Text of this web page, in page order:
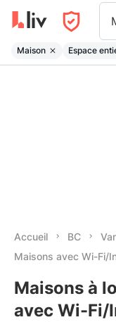
Maison Espace
Accueil BC
Maisons avec Wi-Fi/
Maisons à
avec Wi-Fi/